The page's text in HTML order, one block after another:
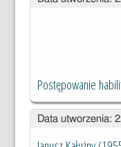
Postępowanie
Data utworzenia: